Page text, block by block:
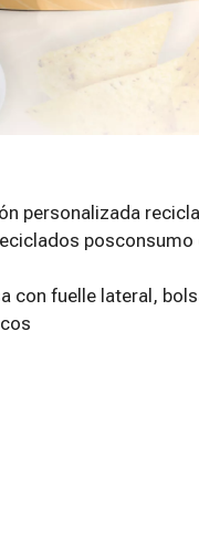
personalizada
posconsumo
con fuelle lateral,